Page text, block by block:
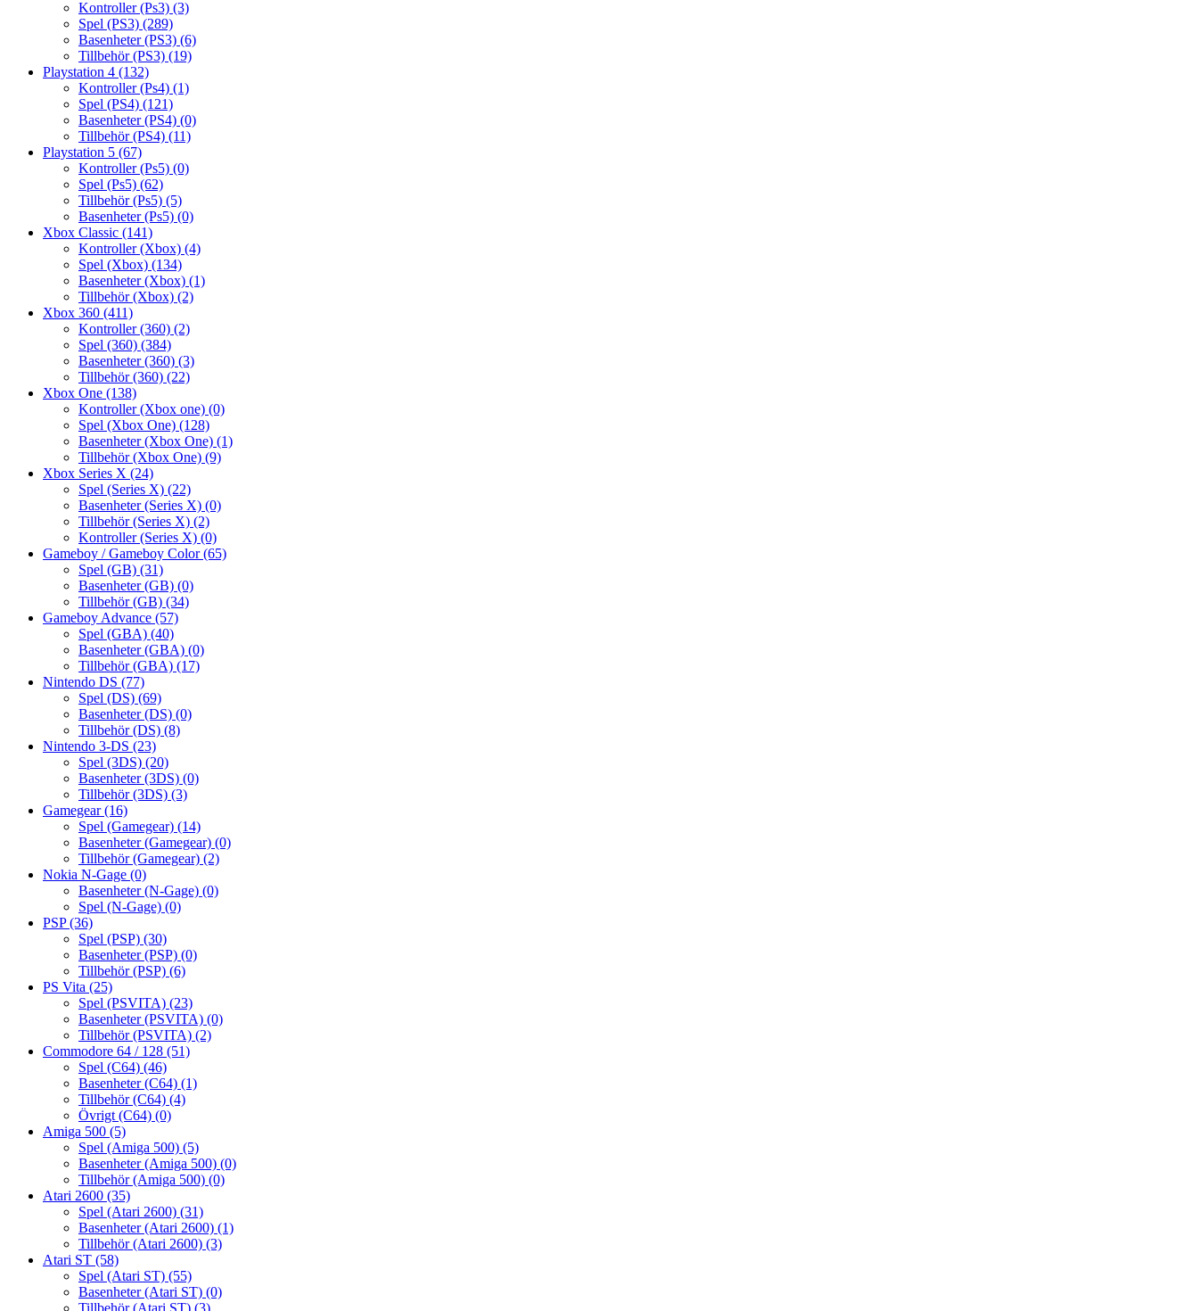
Kontroller (Ps3) (3)
Spel (PS3) (289)
Basenheter (PS3) (6)
Tillbehör (PS3) (19)
Playstation 4 (132)
Kontroller (Ps4) (1)
Spel (PS4) (121)
Basenheter (PS4) (0)
Tillbehör (PS4) (11)
Playstation 5 (67)
Kontroller (Ps5) (0)
Spel (Ps5) (62)
Tillbehör (Ps5) (5)
Basenheter (Ps5) (0)
Xbox Classic (141)
Kontroller (Xbox) (4)
Spel (Xbox) (134)
Basenheter (Xbox) (1)
Tillbehör (Xbox) (2)
Xbox 360 (411)
Kontroller (360) (2)
Spel (360) (384)
Basenheter (360) (3)
Tillbehör (360) (22)
Xbox One (138)
Kontroller (Xbox one) (0)
Spel (Xbox One) (128)
Basenheter (Xbox One) (1)
Tillbehör (Xbox One) (9)
Xbox Series X (24)
Spel (Series X) (22)
Basenheter (Series X) (0)
Tillbehör (Series X) (2)
Kontroller (Series X) (0)
Gameboy / Gameboy Color(65)
Spel (GB) (31)
Basenheter (GB) (0)
Tillbehör (GB) (34)
Gameboy Advance (57)
Spel (GBA) (40)
Basenheter (GBA) (0)
Tillbehör (GBA) (17)
Nintendo DS (77)
Spel (DS) (69)
Basenheter (DS) (0)
Tillbehör (DS) (8)
Nintendo 3-DS (23)
Spel (3DS) (20)
Basenheter (3DS) (0)
Tillbehör (3DS) (3)
Gamegear(16)
Spel (Gamegear) (14)
Basenheter (Gamegear) (0)
Tillbehör (Gamegear) (2)
Nokia N-Gage (0)
Basenheter (N-Gage) (0)
Spel (N-Gage) (0)
PSP(36)
Spel (PSP) (30)
Basenheter (PSP) (0)
Tillbehör (PSP) (6)
PS Vita (25)
Spel (PSVITA) (23)
Basenheter (PSVITA) (0)
Tillbehör (PSVITA) (2)
Commodore 64 / 128 (51)
Spel (C64) (46)
Basenheter (C64) (1)
Tillbehör (C64) (4)
Övrigt (C64) (0)
Amiga 500 (5)
Spel (Amiga 500) (5)
Basenheter (Amiga 500) (0)
Tillbehör (Amiga 500) (0)
Atari 2600 (35)
Spel (Atari 2600) (31)
Basenheter (Atari 2600) (1)
Tillbehör (Atari 2600) (3)
Atari ST (58)
Spel (Atari ST) (55)
Basenheter (Atari ST) (0)